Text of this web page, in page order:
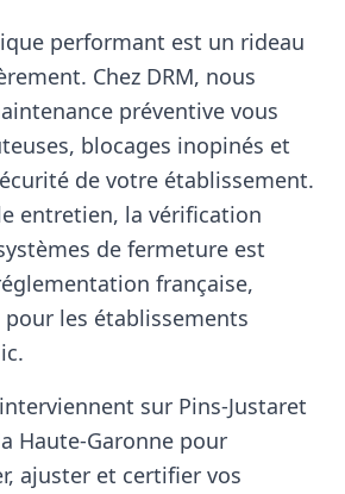
performant est un rideau
Chez DRM, nous
préventive vous
blocages inopinés et
de votre établissement.
entretien, la vérification
de fermeture est
française,
les établissements
sur Pins-Justaret
Haute-Garonne pour
ajuster et certifier vos